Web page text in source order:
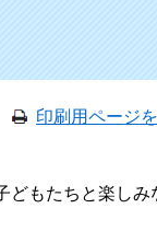
印刷用ページ
もたちと楽し